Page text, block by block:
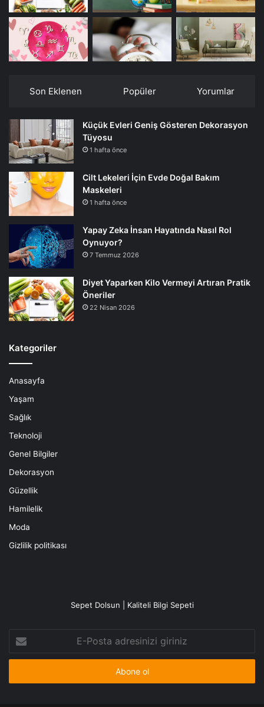
Son Eklenen Popüler Yorumlar
Küçük Evleri Geniş Gösteren Dekorasyon
Tüyosu
1 hafta önce
Cilt Lekeleri İçin Evde Doğal Bakım
Maskeleri
1 hafta önce
Yapay Zeka İnsan Hayatında Nasıl Rol
Oynuyor?
7 Temmuz 2026
Diyet Yaparken Kilo Vermeyi Artıran Pratik
Öneriler
22 Nisan 2026
Kategoriler
Anasayfa
Yaşam
Sağlık
Teknoloji
Genel Bilgiler
Dekorasyon
Güzellik
Hamilelik
Moda
Gizlilik politikası
Sepet Dolsun | Kaliteli Bilgi Sepeti
Posta
adresinizi